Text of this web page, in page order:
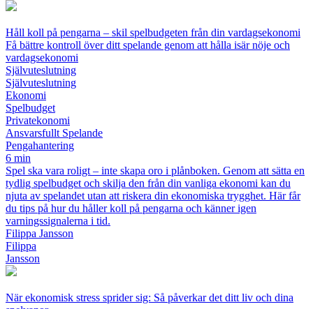
Håll koll på pengarna – skil spelbudgeten från din vardagsekonomi
Få bättre kontroll över ditt spelande genom att hålla isär nöje och
vardagsekonomi
Självuteslutning
Självuteslutning
Ekonomi
Spelbudget
Privatekonomi
Ansvarsfullt Spelande
Pengahantering
6 min
Spel ska vara roligt – inte skapa oro i plånboken. Genom att sätta en
tydlig spelbudget och skilja den från din vanliga ekonomi kan du
njuta av spelandet utan att riskera din ekonomiska trygghet. Här får
du tips på hur du håller koll på pengarna och känner igen
varningssignalerna i tid.
Filippa Jansson
Filippa
Jansson
När ekonomisk stress sprider sig: Så påverkar det ditt liv och dina